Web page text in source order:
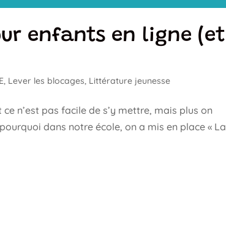
enfants en ligne (et
, Lever les blocages, Littérature jeunesse
n’est pas facile de s’y mettre, mais plus on
dans notre école, on a mis en place « La